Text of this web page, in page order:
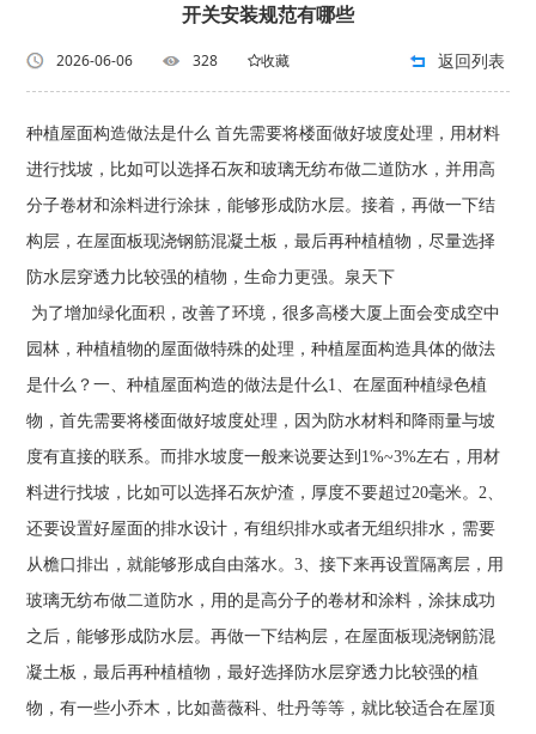
开关安装规范有哪些
2026-06-06 328 收藏 返回列表
种植屋面构造做法是什么 首先需要将楼面做好坡度处理，用材料
进行找坡，比如可以选择石灰和玻璃无纺布做二道防水，并用高
分子卷材和涂料进行涂抹，能够形成防水层。接着，再做一下结
构层，在屋面板现浇钢筋混凝土板，最后再种植植物，尽量选择
防水层穿透力比较强的植物，生命力更强。泉天下
为了增加绿化面积，改善了环境，很多高楼大厦上面会变成空中
园林，种植植物的屋面做特殊的处理，种植屋面构造具体的做法
是什么？一、种植屋面构造的做法是什么1、在屋面种植绿色植
物，首先需要将楼面做好坡度处理，因为防水材料和降雨量与坡
度有直接的联系。而排水坡度一般来说要达到1%~3%左右，用材
料进行找坡，比如可以选择石灰炉渣，厚度不要超过20毫米。2、
还要设置好屋面的排水设计，有组织排水或者无组织排水，需要
从檐口排出，就能够形成自由落水。3、接下来再设置隔离层，用
玻璃无纺布做二道防水，用的是高分子的卷材和涂料，涂抹成功
之后，能够形成防水层。再做一下结构层，在屋面板现浇钢筋混
凝土板，最后再种植植物，最好选择防水层穿透力比较强的植
物，有一些小乔木，比如蔷薇科、牡丹等等，就比较适合在屋顶